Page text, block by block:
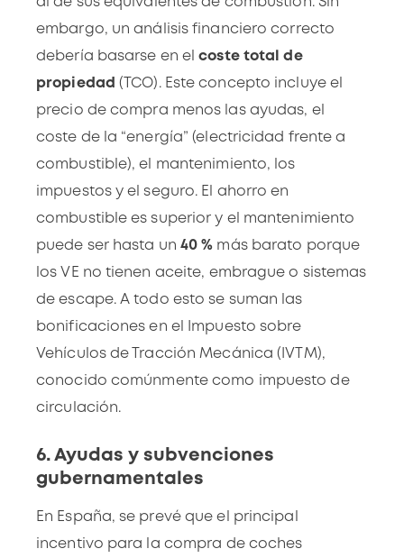
embargo, un análisis financiero correcto
debería basarse en elcoste total de
propiedad (TCO). Este concepto incluye el
precio de compra menos las ayudas, el
coste de la “energía” (electricidad frente a
combustible), el mantenimiento, los
impuestos y el seguro. El ahorro en
combustible es superior y el mantenimiento
puede ser hasta un 40 % más barato porque
los VE no tienen aceite, embrague o sistemas
de escape. A todo esto se suman las
bonificaciones en el Impuesto sobre
Vehículos de Tracción Mecánica (IVTM),
conocido comúnmente como impuesto de
circulación.
6. Ayudas y subvenciones
gubernamentales
En España, se prevé que el principal
incentivo para la compra de coches